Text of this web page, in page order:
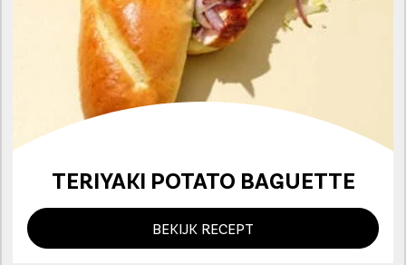
TERIYAKI POTATO BAGUETTE
BEKIJK RECEPT